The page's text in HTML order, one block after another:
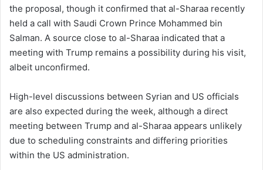
the proposal, though it confirmed that al-Sharaa recently
held a call with Saudi Crown Prince Mohammed bin
Salman. A source close to al-Sharaa indicated that a
meeting with Trump remains a possibility during his visit,
albeit unconfirmed.
High-level discussions between Syrian and US officials
are also expected during the week, although a direct
meeting between Trump and al-Sharaa appears unlikely
due to scheduling constraints and differing priorities
within the US administration.